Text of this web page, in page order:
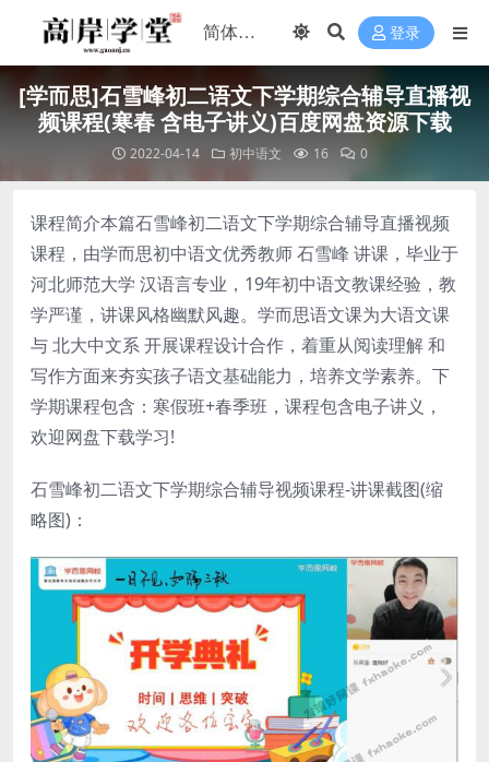
登录
[学而思]石雪峰初二语文下学期综合辅导直播视
频课程(寒春 含电子讲义)百度网盘资源下载
2022-04-14 初中语文 16 0
课程简介本篇石雪峰初二语文下学期综合辅导直播视频
课程，由学而思初中语文优秀教师 石雪峰 讲课，毕业于
河北师范大学 汉语言专业，19年初中语文教课经验，教
学严谨，讲课风格幽默风趣。学而思语文课为大语文课
与 北大中文系 开展课程设计合作，着重从阅读理解 和
写作方面来夯实孩子语文基础能力，培养文学素养。下
学期课程包含：寒假班+春季班，课程包含电子讲义，
欢迎网盘下载学习!
石雪峰初二语文下学期综合辅导视频课程-讲课截图(缩
略图)：